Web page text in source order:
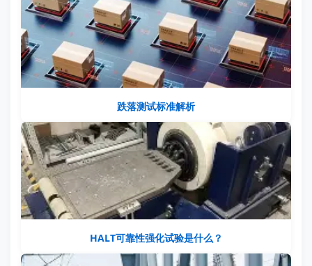
跌落测试标准解析
HALT可靠性强化试验是什么？